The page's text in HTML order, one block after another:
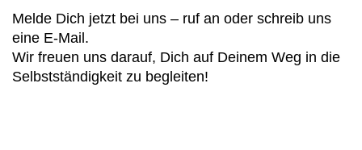
Melde Dich jetzt bei uns – ruf an oder schreib uns
eine E-Mail.
Wir freuen uns darauf, Dich auf Deinem Weg in die
Selbstständigkeit zu begleiten!